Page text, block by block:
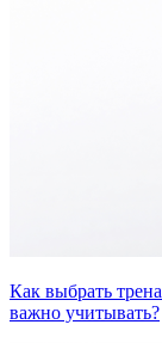
Как выбрать
важно учитывать?